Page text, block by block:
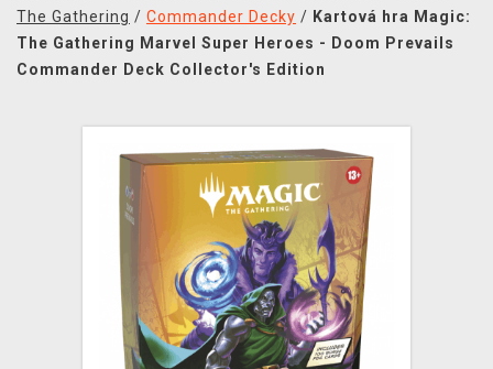
MERCHANDISE
SPOLOČENSKÉ HRY
The Gathering / Commander Decky / Kartová hra Magic:
The Gathering Marvel Super Heroes - Doom Prevails
Commander Deck Collector's Edition